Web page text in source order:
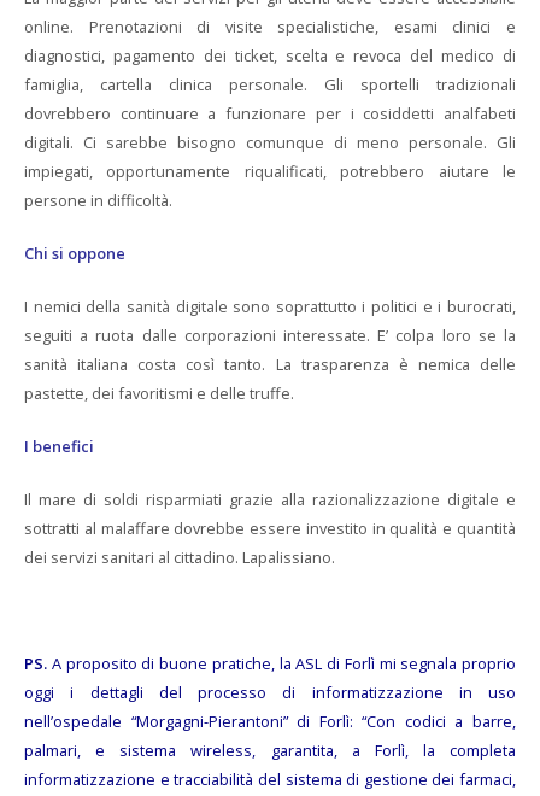
online. Prenotazioni di visite specialistiche, esami clinici e
diagnostici, pagamento dei ticket, scelta e revoca del medico di
famiglia, cartella clinica personale. Gli sportelli tradizionali
dovrebbero continuare a funzionare per i cosiddetti analfabeti
digitali. Ci sarebbe bisogno comunque di meno personale. Gli
impiegati, opportunamente riqualificati, potrebbero aiutare le
persone in difficoltà.
Chi si oppone
I nemici della sanità digitale sono soprattutto i politici e i burocrati,
seguiti a ruota dalle corporazioni interessate. E’ colpa loro se la
sanità italiana costa così tanto. La trasparenza è nemica delle
pastette, dei favoritismi e delle truffe.
I benefici
Il mare di soldi risparmiati grazie alla razionalizzazione digitale e
sottratti al malaffare dovrebbe essere investito in qualità e quantità
dei servizi sanitari al cittadino. Lapalissiano.
PS. A proposito di buone pratiche, la ASL di Forlì mi segnala proprio
oggi i dettagli del processo di informatizzazione in uso
nell’ospedale “Morgagni-Pierantoni” di Forlì: “Con codici a barre,
palmari, e sistema wireless, garantita, a Forlì, la completa
informatizzazione e tracciabilità del sistema di gestione dei farmaci,